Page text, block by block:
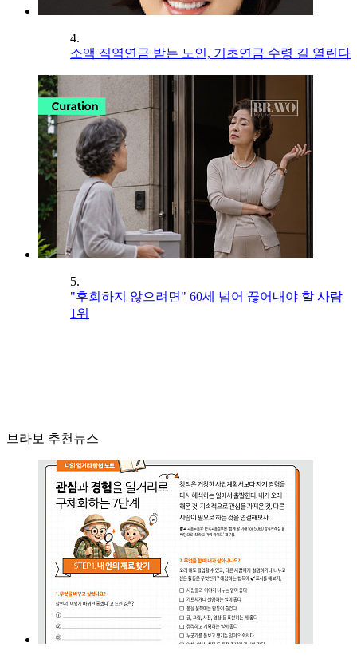
4.
소액 직역연금 받는 노인, 기초연금 수령 길 열린다
5.
"후회하지 않으려면" 60세 넘어 끊어내야 할 사람
1위
브라보 추천뉴스